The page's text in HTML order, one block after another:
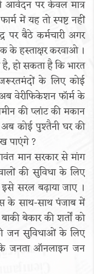
आवेदन पर केवल मात्र
में यह तो स्पष्ट नहीं
पर बैठे कर्मचारी अगर
के हस्ताक्षर करवाओ ।
है, हो सकता है कि भारत
के लिए कोई
वेरीफिकेशन फॉर्म के
की प्लांट की मकान
अब कोई पुश्तैनी घर की
पाएंगे ?
मान सरकार से मांग
की सुविधा के लिए
इसे सरल बढ़ाया जाए ।
के साथ-साथ पंजाब में
बेकार की शर्तों को
जन सुविधाओं के लिए
जनता ऑनलाइन जन